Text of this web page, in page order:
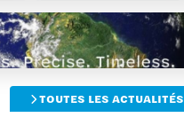
TOUTES LES ACTUALITÉS